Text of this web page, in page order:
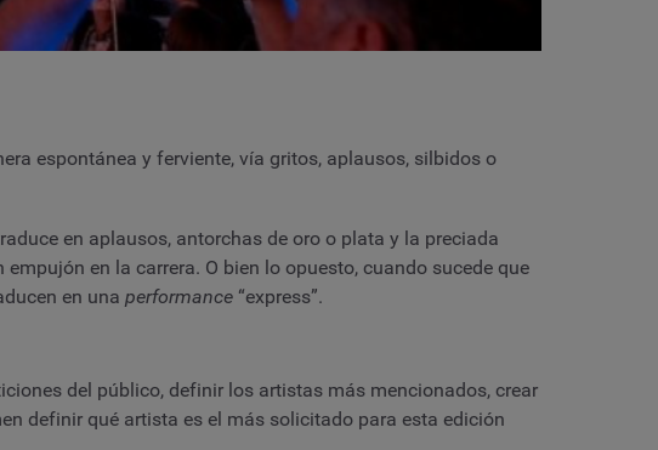
espontánea y ferviente, vía gritos, aplausos, silbidos o
en aplausos, antorchas de oro o plata y la preciada
en la carrera. O bien lo opuesto, cuando sucede que
en una performance “express”.
del público, definir los artistas más mencionados, crear
definir qué artista es el más solicitado para esta edición